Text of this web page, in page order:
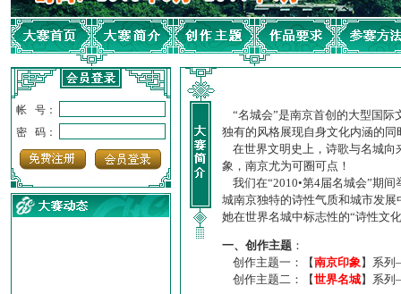
帐 号：
密 码：
“名城会”是南京首创的大型国际
独有的风格展现自身文化内涵的
在世界文明史上，诗歌与名城向
象，南京尤为可圈可点！
我们在“2010•第4届名城会”期
城南京独特的诗性气质和城市发
她在世界名城中标志性的“诗性文
一、创作主题 ：
创作主题一：【南京印象】系
创作主题二：【世界名城】系